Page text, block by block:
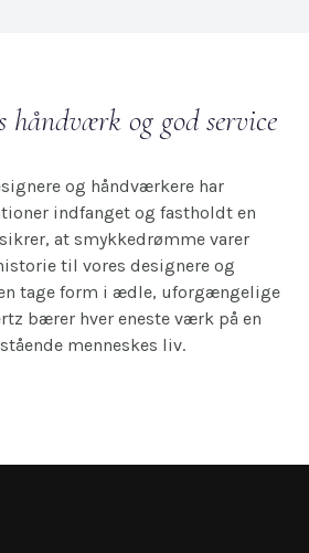
håndværk og god service
og håndværkere har
indfanget og fastholdt en
at smykkedrømme varer
til vores designere og
tage form i ædle, uforgængelige
bærer hver eneste værk på en
menneskes liv.